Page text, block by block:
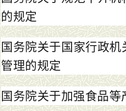
的规定
国务院关于国家行政
管理的规定
国务院关于加强食品